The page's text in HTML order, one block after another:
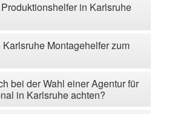
in Karlsruhe
Montagehelfer zum
bei der Wahl einer Agentur für
in Karlsruhe achten?